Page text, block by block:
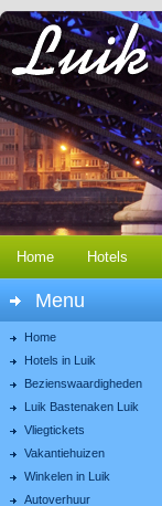
Home Hotels
Menu
Home
Hotels in Luik
Bezienswaardigheden
Luik Bastenaken Luik
Vliegtickets
Vakantiehuizen
Winkelen in Luik
Autoverhuur